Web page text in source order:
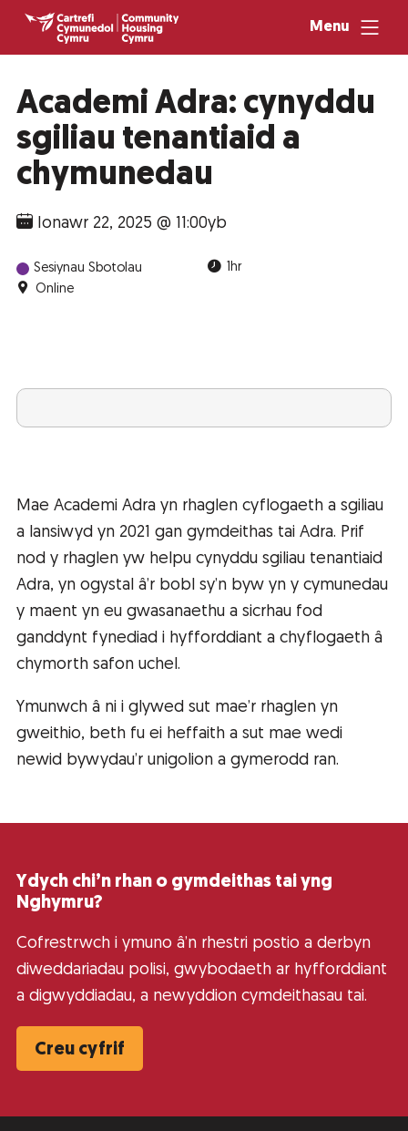
Menu
Academi Adra: cynyddu
sgiliau tenantiaid a
chymunedau
Ionawr 22, 2025 @ 11:00yb
Sesiynau Sbotolau
1hr
Online
Mae Academi Adra yn rhaglen cyflogaeth a sgiliau
a lansiwyd yn 2021 gan gymdeithas tai Adra. Prif
nod y rhaglen yw helpu cynyddu sgiliau tenantiaid
Adra, yn ogystal â’r bobl sy’n byw yn y cymunedau
y maent yn eu gwasanaethu a sicrhau fod
ganddynt fynediad i hyfforddiant a chyflogaeth â
chymorth safon uchel.
Ymunwch â ni i glywed sut mae’r rhaglen yn
gweithio, beth fu ei heffaith a sut mae wedi
newid bywydau’r unigolion a gymerodd ran.
Ydych chi’n rhan o gymdeithas tai yng
Nghymru?
Cofrestrwch i ymuno â’n rhestri postio a derbyn
diweddariadau polisi, gwybodaeth ar hyfforddiant
a digwyddiadau, a newyddion cymdeithasau tai.
Creu cyfrif